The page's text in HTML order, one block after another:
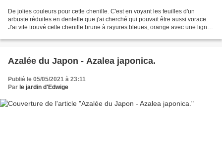
De jolies couleurs pour cette chenille. C'est en voyant les feuilles d'un
arbuste réduites en dentelle que j'ai cherché qui pouvait être aussi vorace.
J'ai vite trouvé cette chenille brune à rayures bleues, orange avec une ligne
Azalée du Japon - Azalea japonica.
Publié le 05/05/2021 à 23:11
Par le jardin d'Edwige